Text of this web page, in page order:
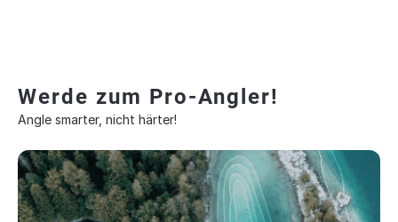
Werde zum Pro-Angler!
Angle smarter, nicht härter!